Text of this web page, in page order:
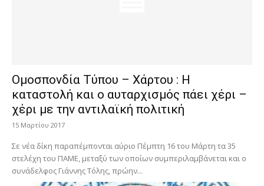
Ομοσπονδία Τύπου – Χάρτου : Η
καταστολή και ο αυταρχισμός πάει χέρι –
χέρι με την αντιλαϊκή πολιτική
15 Μαρτίου 2017
Σε νέα δίκη παραπέμπονται αύριο Πέμπτη 16 του Μάρτη τα 35
στελέχη του ΠΑΜΕ, μεταξύ των οποίων συμπεριλαμβάνεται και ο
συνάδελφος Γιάννης Τόλης, πρώην...